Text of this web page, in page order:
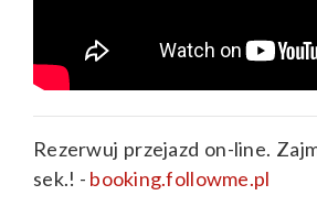
Rezerwuj przejazd on-line.
sek.! - booking.followme.pl